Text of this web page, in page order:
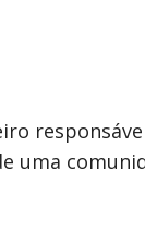
responsável
uma